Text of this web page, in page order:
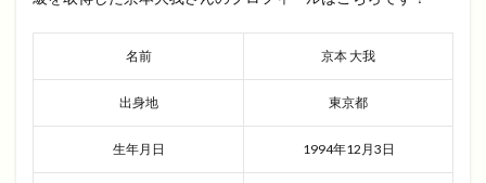
名前 京本 大我
出身地 東京都
生年月日 1994年12月3日